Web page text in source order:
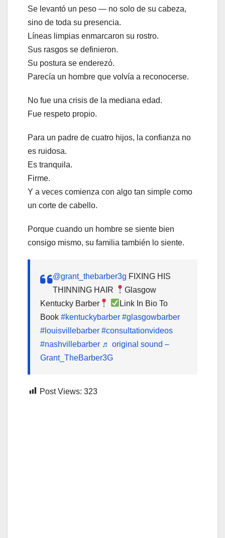
Se levantó un peso — no solo de su cabeza,
sino de toda su presencia.
Líneas limpias enmarcaron su rostro.
Sus rasgos se definieron.
Su postura se enderezó.
Parecía un hombre que volvía a reconocerse.
No fue una crisis de la mediana edad.
Fue respeto propio.
Para un padre de cuatro hijos, la confianza no
es ruidosa.
Es tranquila.
Firme.
Y a veces comienza con algo tan simple como
un corte de cabello.
Porque cuando un hombre se siente bien
consigo mismo, su familia también lo siente.
@grant_thebarber3g FIXING HIS
THINNING HAIR
Glasgow
Kentucky Barber
Link In Bio To
Book #kentuckybarber #glasgowbarber
#louisvillebarber #consultationvideos
#nashvillebarber ♬ original sound –
Grant_TheBarber3G
Post Views: 323